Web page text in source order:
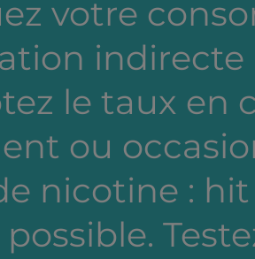
votre
indirecte
le taux en
ou
nicotine :
possible.